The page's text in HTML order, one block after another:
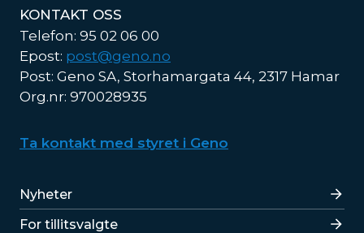
KONTAKT OSS
Telefon: 95 02 06 00
Epost: post@geno.no
Post: Geno SA, Storhamargata 44, 2317 Hamar
Org.nr: 970028935
Ta kontakt med styret i Geno
Lenker
Nyheter
For tillitsvalgte